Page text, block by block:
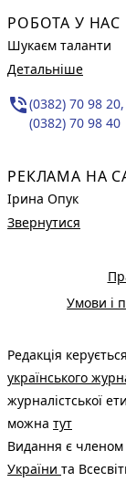
РОБОТА У НАС
Шукаєм таланти
Детальніше
phone_in_talk(0382) 70 98 20,
(0382) 70 98 40
РЕКЛАМА НА
Ірина Опук
Звернутися
Умови і
Редакція
українського
журналістської
можна тут
Видання є членом
України та